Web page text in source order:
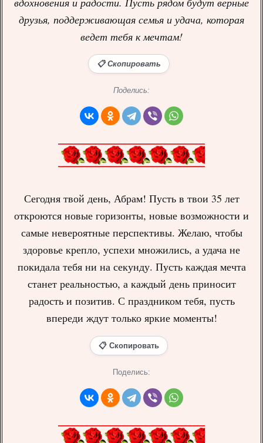
друзья, поддерживающая семья и удача, которая
ведет тебя к мечтам!
📋 Скопировать
Поделись:
Сегодня твой день, Абрам! Пусть в твои 35 лет
откроются новые горизонты, новые возможности и
самые невероятные перспективы. Желаю, чтобы
здоровье крепло, успехи множились, а удача не
покидала тебя ни на секунду. Пусть каждая мечта
станет реальностью, а каждый день приносит
радость и позитив. С праздником тебя, пусть
впереди ждут только яркие моменты!
📋 Скопировать
Поделись: